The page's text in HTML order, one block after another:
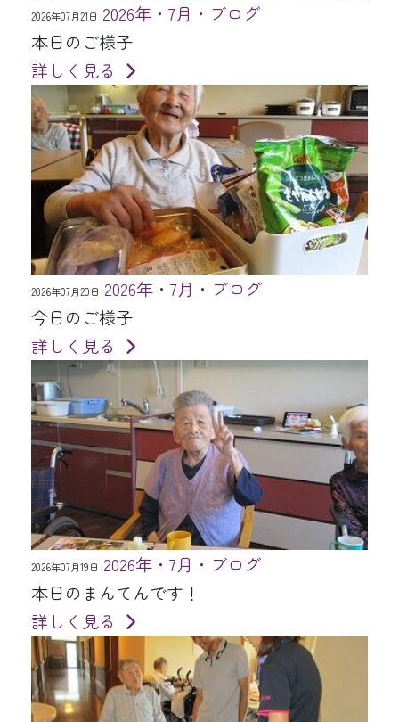
2026年07月21日 2026年・7月・ブログ
本日のご様子
詳しく見る
2026年07月20日 2026年・7月・ブログ
今日のご様子
詳しく見る
2026年07月19日 2026年・7月・ブログ
本日のまんてんです！
詳しく見る